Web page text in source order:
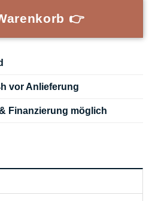
👉
vor Anlieferung
Finanzierung möglich